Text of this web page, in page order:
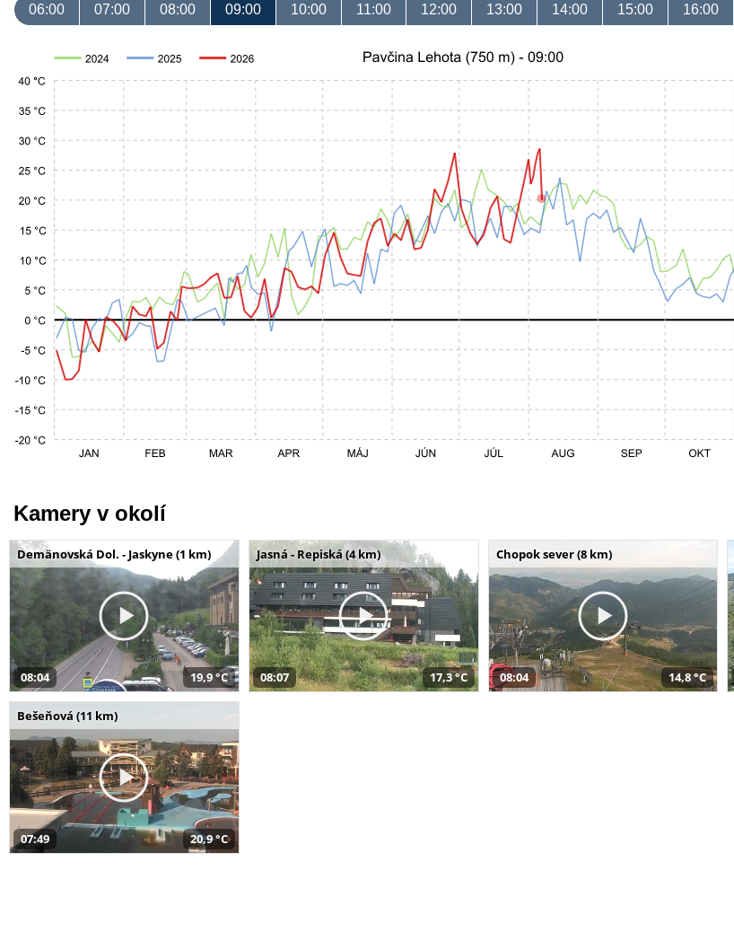
06:00 07:00 08:00 09:00 10:00 11:00 12:00 13:00 14:00 15:00 16:00
Kamery v okolí
Demänovská Dol. - Jaskyne (1 km)
08:04 19,9 °C
Jasná - Repiská (4 km)
08:07 17,3 °C
Chopok sever (8 km)
08:04 14,8 °C
Bešeňová (11 km)
07:49 20,9 °C